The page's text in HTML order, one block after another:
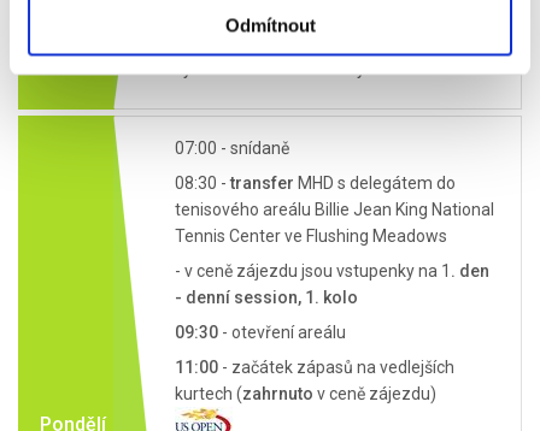
Odmítnout
plnohodnotně využít pouze, pokud se
Pondělí
07:00 - snídaně
08:30 -transfer MHD s delegátem do
tenisového areálu Billie Jean King National
Tennis Center ve Flushing Meadows
- v ceně zájezdu jsou vstupenky na 1 . den
- denní session, 1. kolo
09:30 - otevření areálu
11:00 - začátek zápasů na vedlejších
kurtech (zahrnuto v ceně zájezdu)